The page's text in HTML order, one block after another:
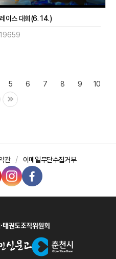
이스 대회(6. 14.)
5 6 7 8 9 10
관 이메일무단수집거부